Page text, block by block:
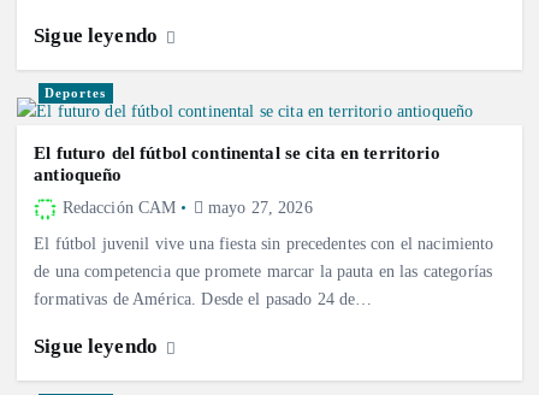
Sigue leyendo
Deportes
El futuro del fútbol continental se cita en territorio
antioqueño
Redacción CAM mayo 27, 2026
El fútbol juvenil vive una fiesta sin precedentes con el nacimiento
de una competencia que promete marcar la pauta en las categorías
formativas de América. Desde el pasado 24 de…
Sigue leyendo